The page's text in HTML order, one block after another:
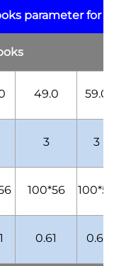
parameter for
49.0 59.0
3 3
100*56
0.61 0.61